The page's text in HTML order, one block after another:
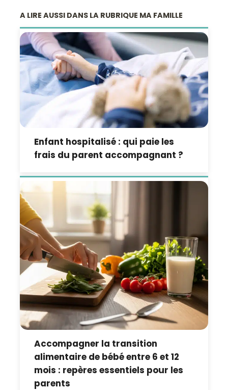
A LIRE AUSSI DANS LA RUBRIQUE MA FAMILLE
Enfant hospitalisé : qui paie les
frais du parent accompagnant ?
Accompagner la transition
alimentaire de bébé entre 6 et 12
mois : repères essentiels pour les
parents